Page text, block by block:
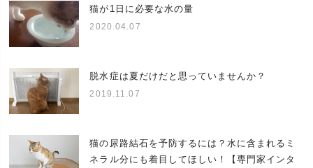
あつめました。
猫が1日に必要な水の量
2020.04.07
脱水症は夏だけだと思っていませんか？
2019.11.07
猫の尿路結石を予防するには？水に含まれるミ
ネラル分にも着目してほしい！【専門家インタ